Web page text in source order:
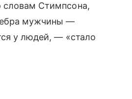
Стимпсона,
мужчины —
у людей, — «стало